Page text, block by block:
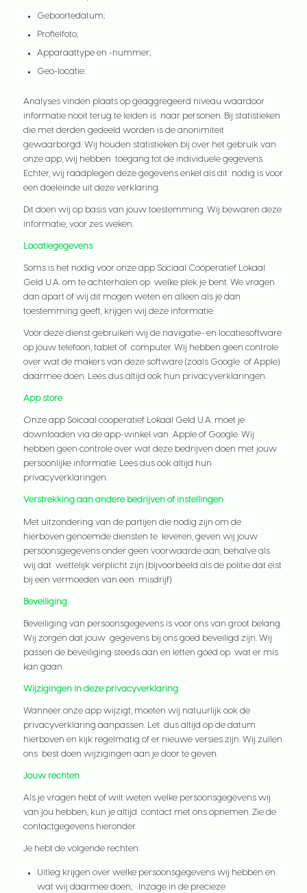
Geboortedatum;
Profielfoto;
Apparaattype en -nummer;
Geo-locatie.
Analyses vinden plaats op geaggregeerd niveau waardoor
informatie nooit terug te leiden is naar personen. Bij statistieken
die met derden gedeeld worden is de anonimiteit
gewaarborgd. Wij houden statistieken bij over het gebruik van
onze app, wij hebben toegang tot de individuele gegevens.
Echter, wij raadplegen deze gegevens enkel als dit nodig is voor
een doeleinde uit deze verklaring.
Dit doen wij op basis van jouw toestemming. Wij bewaren deze
informatie, voor zes weken.
Locatiegegevens
Soms is het nodig voor onze app Sociaal Coöperatief Lokaal
Geld U.A. om te achterhalen op welke plek je bent. We vragen
dan apart of wij dit mogen weten en alleen als je dan
toestemming geeft, krijgen wij deze informatie.
Voor deze dienst gebruiken wij de navigatie- en locatiesoftware
op jouw telefoon, tablet of computer. Wij hebben geen controle
over wat de makers van deze software (zoals Google of Apple)
daarmee doen. Lees dus altijd ook hun privacyverklaringen.
App store
Onze app Soicaal cooperatief Lokaal Geld U.A. moet je
downloaden via de app-winkel van Apple of Google. Wij
hebben geen controle over wat deze bedrijven doen met jouw
persoonlijke informatie. Lees dus ook altijd hun
privacyverklaringen.
Verstrekking aan andere bedrijven of instellingen
Met uitzondering van de partijen die nodig zijn om de
hierboven genoemde diensten te leveren, geven wij jouw
persoonsgegevens onder geen voorwaarde aan, behalve als
wij dat wettelijk verplicht zijn (bijvoorbeeld als de politie dat eist
bij een vermoeden van een misdrijf).
Beveiliging
Beveiliging van persoonsgegevens is voor ons van groot belang.
Wij zorgen dat jouw gegevens bij ons goed beveiligd zijn. Wij
passen de beveiliging steeds aan en letten goed op wat er mis
kan gaan.
Wijzigingen in deze privacyverklaring
Wanneer onze app wijzigt, moeten wij natuurlijk ook de
privacyverklaring aanpassen. Let dus altijd op de datum
hierboven en kijk regelmatig of er nieuwe versies zijn. Wij zullen
ons best doen wijzigingen aan je door te geven.
Jouw rechten
Als je vragen hebt of wilt weten welke persoonsgegevens wij
van jou hebben, kun je altijd contact met ons opnemen. Zie de
contactgegevens hieronder.
Je hebt de volgende rechten:
Uitleg krijgen over welke persoonsgegevens wij hebben en
wat wij daarmee doen; • Inzage in de precieze